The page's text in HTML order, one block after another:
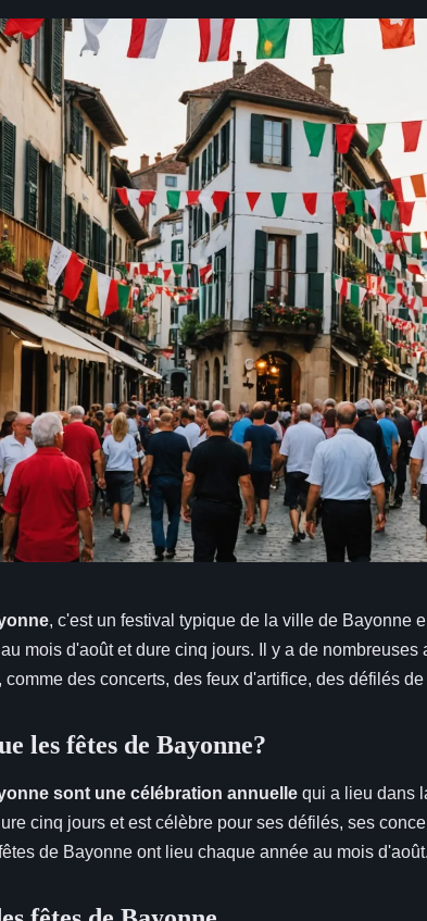
, c'est un festival typique de la ville de Bayonne
mois d'août et dure cinq jours. Il y a de nombreuses
comme des concerts, des feux d'artifice, des défilés
les fêtes de Bayonne?
sont une célébration annuelle qui a lieu dans
cinq jours et est célèbre pour ses défilés, ses
de Bayonne ont lieu chaque année au mois d'août.